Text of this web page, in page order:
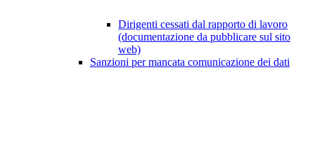
Dirigenti cessati dal rapporto di lavoro
(documentazione da pubblicare sul sito
web)
Sanzioni per mancata comunicazione dei dati